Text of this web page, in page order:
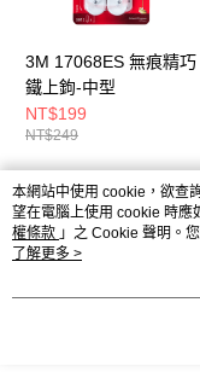
3M 17068ES 無痕精巧
鐵上鉤-中型
NT$199
NT$249
熱門標籤
本網站中使用 cookie，欲查
望在電腦上使用 cookie 時應
權條款 」之 Cookie 聲明。
用條款之 Cookie 聲明使用
了解更多 >